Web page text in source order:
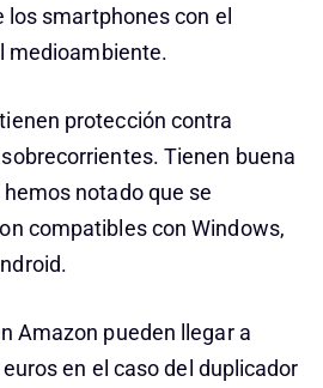
smartphones con el
medioambiente.
protección contra
Tienen buena
notado que se
compatibles con Windows,
Amazon pueden llegar a
en el caso del duplicador